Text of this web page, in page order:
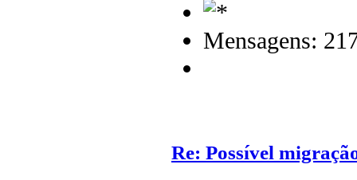
Mensagens:
Re: Possível